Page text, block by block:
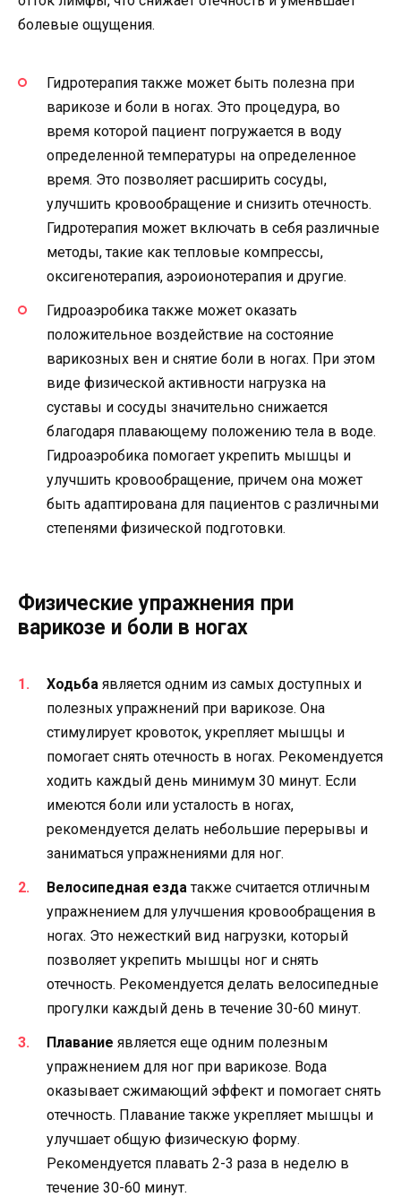
болевые ощущения.
Гидротерапия также может быть полезна при
варикозе и боли в ногах. Это процедура, во
время которой пациент погружается в воду
определенной температуры на определенное
время. Это позволяет расширить сосуды,
улучшить кровообращение и снизить отечность.
Гидротерапия может включать в себя различные
методы, такие как тепловые компрессы,
оксигенотерапия, аэроионотерапия и другие.
Гидроаэробика также может оказать
положительное воздействие на состояние
варикозных вен и снятие боли в ногах. При этом
виде физической активности нагрузка на
суставы и сосуды значительно снижается
благодаря плавающему положению тела в воде.
Гидроаэробика помогает укрепить мышцы и
улучшить кровообращение, причем она может
быть адаптирована для пациентов с различными
степенями физической подготовки.
Физические упражнения при
варикозе и боли в ногах
Ходьба является одним из самых доступных и
полезных упражнений при варикозе. Она
стимулирует кровоток, укрепляет мышцы и
помогает снять отечность в ногах. Рекомендуется
ходить каждый день минимум 30 минут. Если
имеются боли или усталость в ногах,
рекомендуется делать небольшие перерывы и
заниматься упражнениями для ног.
Велосипедная езда также считается отличным
упражнением для улучшения кровообращения в
ногах. Это нежесткий вид нагрузки, который
позволяет укрепить мышцы ног и снять
отечность. Рекомендуется делать велосипедные
прогулки каждый день в течение 30-60 минут.
Плавание является еще одним полезным
упражнением для ног при варикозе. Вода
оказывает сжимающий эффект и помогает снять
отечность. Плавание также укрепляет мышцы и
улучшает общую физическую форму.
Рекомендуется плавать 2-3 раза в неделю в
течение 30-60 минут.